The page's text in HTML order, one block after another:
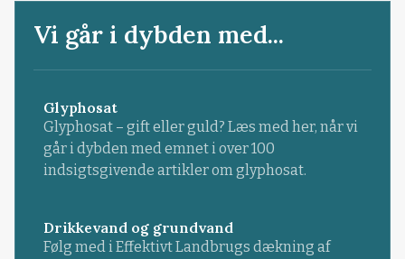
Vi går i dybden med...
Glyphosat
Glyphosat – gift eller guld? Læs med her, når vi
går i dybden med emnet i over 100
indsigtsgivende artikler om glyphosat.
Drikkevand og grundvand
Følg med i Effektivt Landbrugs dækning af